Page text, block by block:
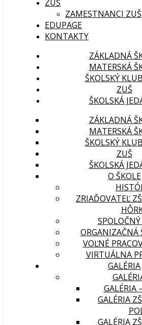
ZUŠ
ZAMESTNANCI ZUŠ
EDUPAGE
KONTAKTY
Základná škola s materskou školou
ZÁKLADNÁ
MATERSKÁ
ŠKOLSKÝ
ZUŠ
ŠKOLSKÁ
ZÁKLADNÁ
MATERSKÁ
ŠKOLSKÝ
ZUŠ
ŠKOLSKÁ
O ŠKOLE
ZRIAĎOVATEĽ
ORGANIZAČNÁ
VOĽNÉ
VIRTUÁLNA
GALÉRIA
GALÉRIA
GALÉRIA
GALÉRIA